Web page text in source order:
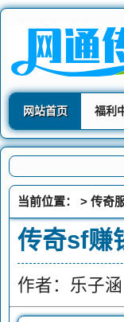
网站首页 福利
当前位置： > 传奇
传奇sf赚
作者：乐子涵